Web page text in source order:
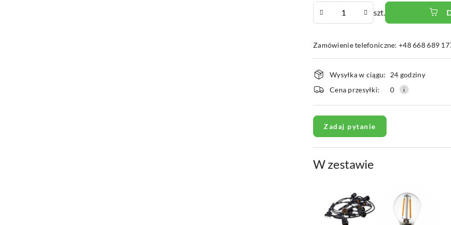
szt.
Zamówienie telefoniczne: +48 668 689
Dostępność
i
Wysyłka w ciągu:
24 godziny
Cena przesyłki:
0
Zadaj pytanie
W zestawie